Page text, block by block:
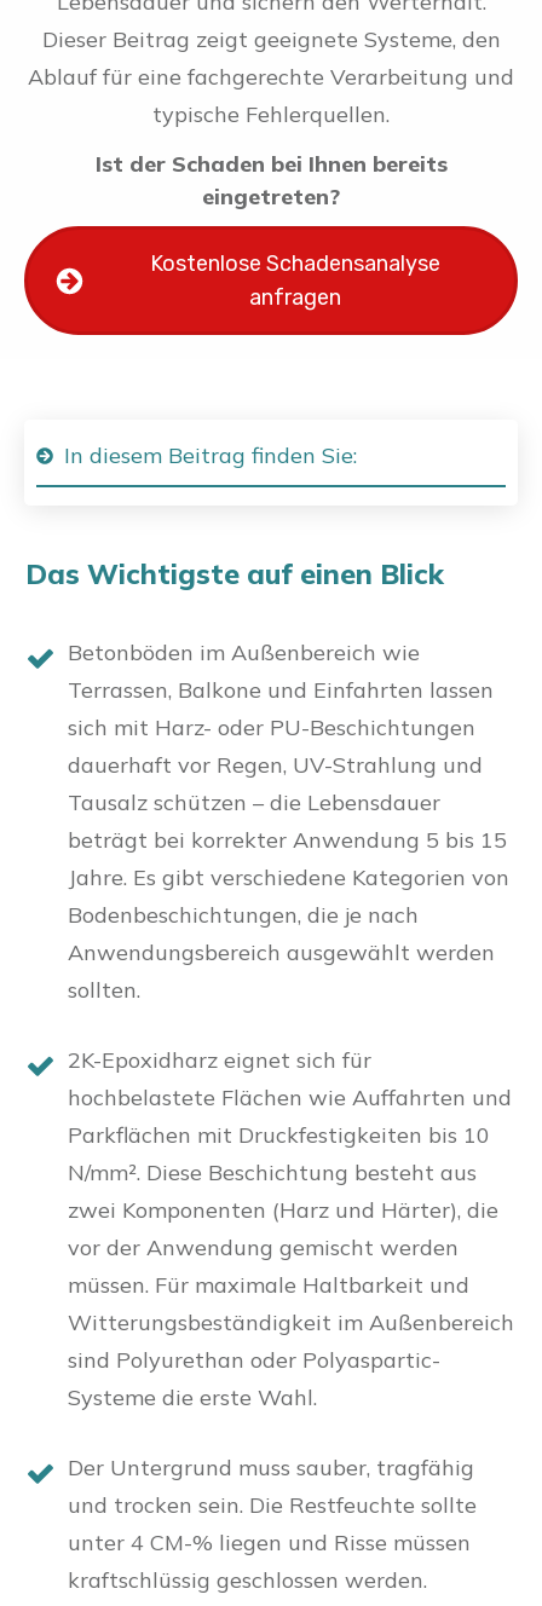
Dieser Beitrag zeigt geeignete Systeme, den
Ablauf für eine fachgerechte Verarbeitung und
typische Fehlerquellen.
Ist der Schaden bei Ihnen bereits
eingetreten?
Kostenlose Schadensanalyse
anfragen
In diesem Beitrag finden Sie:
Das Wichtigste auf einen Blick
Betonböden im Außenbereich wie
Terrassen, Balkone und Einfahrten lassen
sich mit Harz- oder PU-Beschichtungen
dauerhaft vor Regen, UV-Strahlung und
Tausalz schützen – die Lebensdauer
beträgt bei korrekter Anwendung 5 bis 15
Jahre. Es gibt verschiedene Kategorien von
Bodenbeschichtungen, die je nach
Anwendungsbereich ausgewählt werden
sollten.
2K-Epoxidharz eignet sich für
hochbelastete Flächen wie Auffahrten und
Parkflächen mit Druckfestigkeiten bis 10
N/mm². Diese Beschichtung besteht aus
zwei Komponenten (Harz und Härter), die
vor der Anwendung gemischt werden
müssen. Für maximale Haltbarkeit und
Witterungsbeständigkeit im Außenbereich
sind Polyurethan oder Polyaspartic-
Systeme die erste Wahl.
Der Untergrund muss sauber, tragfähig
und trocken sein. Die Restfeuchte sollte
unter 4 CM-% liegen und Risse müssen
kraftschlüssig geschlossen werden.